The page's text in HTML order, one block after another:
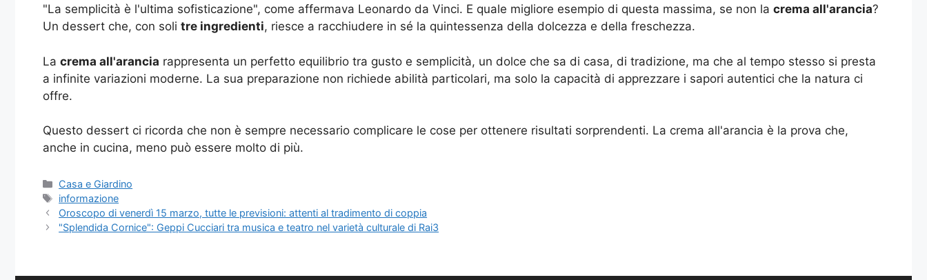
"La semplicità è l'ultima sofisticazione", come affermava Leonardo da Vinci. E quale migliore esempio di questa massima, se non la crema all'arancia?
Un dessert che, con soli tre ingredienti, riesce a racchiudere in sé la quintessenza della dolcezza e della freschezza.
La crema all'arancia rappresenta un perfetto equilibrio tra gusto e semplicità, un dolce che sa di casa, di tradizione, ma che al tempo stesso si presta
a infinite variazioni moderne. La sua preparazione non richiede abilità particolari, ma solo la capacità di apprezzare i sapori autentici che la natura ci
offre.
Questo dessert ci ricorda che non è sempre necessario complicare le cose per ottenere risultati sorprendenti. La crema all'arancia è la prova che,
anche in cucina, meno può essere molto di più.
Categorie
Casa e Giardino
Tag
informazione
Oroscopo di venerdì 15 marzo, tutte le previsioni: attenti al tradimento di coppia
"Splendida Cornice": Geppi Cucciari tra musica e teatro nel varietà culturale di Rai3